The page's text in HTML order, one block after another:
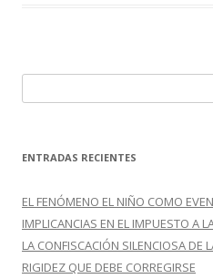
u
ENTRADAS RECIENTES
EL FENÓMENO EL NIÑO COMO
IMPLICANCIAS EN EL IMPUESTO A
LA CONFISCACIÓN SILENCIOSA DE
RIGIDEZ QUE DEBE CORREGIRSE